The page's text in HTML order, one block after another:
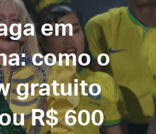
em
como o
gratuito
R$ 600